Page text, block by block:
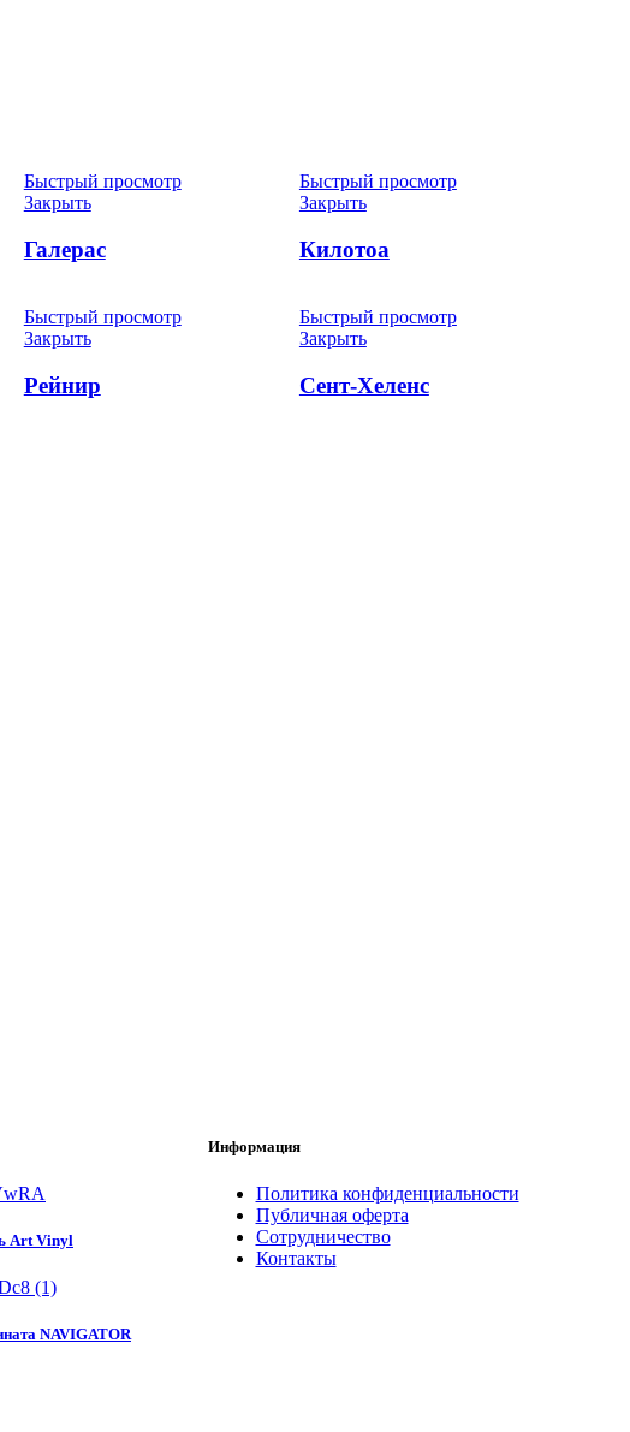
Быстрый просмотр
Закрыть
Галерас
Быстрый просмотр
Закрыть
Килотоа
Быстрый просмотр
Закрыть
Рейнир
Быстрый просмотр
Закрыть
Сент-Хеленс
Art Vinyl
NAVIGATOR
Информация
Политика конфиденциальности
Публичная оферта
Сотрудничество
Контакты